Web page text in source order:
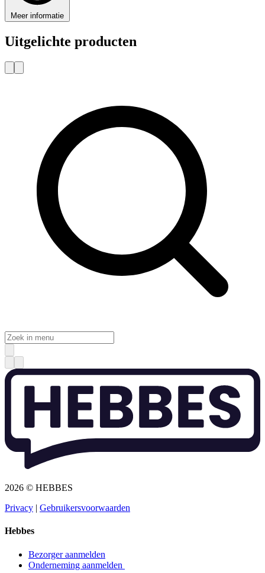
Meer informatie
Uitgelichte producten
2026 © HEBBES
Privacy​​​​‌ ‍ ​‍​‍‌‍ ‌ ​‍‌‍‍‌‌‍‌ ‌‍‍‌‌‍ ‍​‍​‍​ ‍‍​‍​‍‌ ​ ‌‍​‌‌‍ ‍‌‍‍‌‌ ‌​‌ ‍‌​‍ ‍‌‍‍‌‌‍ ​‍​‍​‍ ​​‍​‍‌‍‍​‌ ​‍‌‍‌‌‌‍‌‍​‍​‍​ ‍‍​‍​‍‌‍‍​‌ ‌​‌ ‌​‌ ​​​ ‍‍​‍ ​‍ ‌‍ ​‌‍ ‌‍​ ‌‍​‌‌‍ ​‌‍‍​‌‍ ‌ ​ ‌ ‌​​ ‍‍​ ​ ​ ​ ​ ​ ​ ​ ​‍ ‌‍‍‌‌‍ ‍‌ ‌​‌‍‌‌‌‍ ‍‌ ‌​​‍ ‌‍‌‌‌‍‌​‌‍‍‌‌ ‌​​‍ ‌‍ ‌‌‍ ‌‍‌​‌‍‌‌​ ‌‌ ​​‌ ​‍‌‍‌‌‌ ​ ‌‍‌‌‌‍ ‍‌ ‌​‌‍​‌‌ ‌​‌‍‍‌‌‍ ‌‍ ‍​ ‍ ‌‍‍‌‌‍‌​​ ‌‌‍‌ ‌‍ ​‌‍ ‌‍​‍‌‍​‌‌‍ ​​ ‍ ‌ ‌​‌ ‍‌‌ ​​‌‍‌‌​ ‌‌‍‌ ‌‍ ​‌‍ ‌‍​‍‌‍​‌‌‍ ​​ ‍ ‌ ​​‌‍​‌‌ ‌​‌‍‍​​ ‌‌‍‌‍‌‍ ‌‍ ‌ ‌​‌‍‌‌‌ ​‍​‍ ‍‌‍ ​‌‍‌‌‌‍‌ ‌‍​‌‌‍ ​​‍‌‌​ ‌‌‌​​‍‌‌ ‌‍‍ ‌‍‌‌‌ ‍‌​‍‌‌​ ​ ‌​‌​​‍‌‌​ ​ ‌​‌​​‍‌‌​ ​‍​ ​‍​ ​‌​ ‍​‌‍‌‌​ ‌‍‌‍‌​‌‍‌‌‌‍‌‌​ ‌‍​ ​ ​ ‍‌​ ‌‌​ ‌​​‍‌‌​ ​‍​ ​‍​‍‌‌​ ‌‌‌​‌​​‍ ‍‌‍ ​‌‍​‌‌‍​‍‌‍‌‌‌‍ ​​ ‌‍​‍‌‍​‌‌ ​ ‌‍‌‌‌‌‌‌‌ ​‍‌‍ ​​ ‌‌‍‍​‌ ‌​‌ ‌​‌ ​​​‍‌‌​ ​ ‌​​‌​‍‌‌​ ​‍‌​‌‍​‍‌‌​ ​‍‌​‌‍‌‍ ​‌‍ ‌‍​ ‌‍​‌‌‍ ​‌‍‍​‌‍ ‌ ​ ‌ ‌​​‍‌‌​ ​ ‌​​‌​ ​ ​ ​ ​ ​ ​ ​ ​‍‌‍‌‍‍‌‌‍‌​​ ‌‌‍‌ ‌‍ ​‌‍ ‌‍​‍‌‍​‌‌‍ ​​‍‌‍‌ ‌​‌ ‍‌‌ ​​‌‍‌‌​ ‌‌‍‌ ‌‍ ​‌‍ ‌‍​‍‌‍​‌‌‍ ​​‍‌‍‌ ​​‌‍​‌‌ ‌​‌‍‍​​ ‌‌‍‌‍‌‍ ‌‍ ‌ ‌​‌‍‌‌‌ ​‍​‍ ‍‌‍ ​‌‍‌‌‌‍‌ ‌‍​‌‌‍ ​​‍‌‌​ ‌‌‌​​‍‌‌ ‌‍‍ ‌‍‌‌‌ ‍‌​‍‌‌​ ​ ‌​‌​​‍‌‌​ ​ ‌​‌​​‍‌‌​ ​‍​ ​‍​ ​‌​ ‍​‌‍‌‌​ ‌‍‌‍‌​‌‍‌‌‌‍‌‌​ ‌‍​ ​ ​ ‍‌​ ‌‌​ ‌​​‍‌‌​ ​‍​ ​‍​‍‌‌​ ‌‌‌​‌​​‍ ‍‌‍ ​‌‍​‌‌‍​‍‌‍‌‌‌‍ ​​‍‌‍‌ ​​‌‍‌‌‌ ​‍‌ ​ ‌ ​​‌‍‌‌‌‍​ ‌ ‌​‌‍‍‌‌ ‌‍‌‍‌‌​ ‌‌ ​​‌ ‌‌‌‍​‍‌‍ ​‌‍‍‌‌ ​ ‌‍‍​‌‍‌‌‌‍‌​​‍​‍‌ ‌ | Gebruikersvoorwaarden​​​​‌ ‍ ​‍​‍‌‍ ‌ ​‍‌‍‍‌‌‍‌ ‌‍‍‌‌‍ ‍​‍​‍​ ‍‍​‍​‍‌ ​ ‌‍​‌‌‍ ‍‌‍‍‌‌ ‌​‌ ‍‌​‍ ‍‌‍‍‌‌‍ ​‍​‍​‍ ​​‍​‍‌‍‍​‌ ​‍‌‍‌‌‌‍‌‍​‍​‍​ ‍‍​‍​‍‌‍‍​‌ ‌​‌ ‌​‌ ​​​ ‍‍​‍ ​‍ ‌‍ ​‌‍ ‌‍​ ‌‍​‌‌‍ ​‌‍‍​‌‍ ‌ ​ ‌ ‌​​ ‍‍​ ​ ​ ​ ​ ​ ​ ​ ​‍ ‌‍‍‌‌‍ ‍‌ ‌​‌‍‌‌‌‍ ‍‌ ‌​​‍ ‌‍‌‌‌‍‌​‌‍‍‌‌ ‌​​‍ ‌‍ ‌‌‍ ‌‍‌​‌‍‌‌​ ‌‌ ​​‌ ​‍‌‍‌‌‌ ​ ‌‍‌‌‌‍ ‍‌ ‌​‌‍​‌‌ ‌​‌‍‍‌‌‍ ‌‍ ‍​ ‍ ‌‍‍‌‌‍‌​​ ‌‌‍‌ ‌‍ ​‌‍ ‌‍​‍‌‍​‌‌‍ ​​ ‍ ‌ ‌​‌ ‍‌‌ ​​‌‍‌‌​ ‌‌‍‌ ‌‍ ​‌‍ ‌‍​‍‌‍​‌‌‍ ​​ ‍ ‌ ​​‌‍​‌‌ ‌​‌‍‍​​ ‌‌‍‌‍‌‍ ‌‍ ‌ ‌​‌‍‌‌‌ ​‍​‍ ‍‌‍ ​‌‍‌‌‌‍‌ ‌‍​‌‌‍ ​​‍‌‌​ ‌‌‌​​‍‌‌ ‌‍‍ ‌‍‌‌‌ ‍‌​‍‌‌​ ​ ‌​‌​​‍‌‌​ ​ ‌​‌​​‍‌‌​ ​‍​ ​‍​ ​​‌‍​ ‌‍‌‍​ ‌‍​ ‌​‌‍‌​​ ​ ‌‍‌‌​ ​ ​ ​‌​ ‍‌​ ​‍​‍‌‌​ ​‍​ ​‍​‍‌‌​ ‌‌‌​‌​​‍ ‍‌‍ ​‌‍​‌‌‍​‍‌‍‌‌‌‍ ​​ ‌‍​‍‌‍​‌‌ ​ ‌‍‌‌‌‌‌‌‌ ​‍‌‍ ​​ ‌‌‍‍​‌ ‌​‌ ‌​‌ ​​​‍‌‌​ ​ ‌​​‌​‍‌‌​ ​‍‌​‌‍​‍‌‌​ ​‍‌​‌‍‌‍ ​‌‍ ‌‍​ ‌‍​‌‌‍ ​‌‍‍​‌‍ ‌ ​ ‌ ‌​​‍‌‌​ ​ ‌​​‌​ ​ ​ ​ ​ ​ ​ ​ ​‍‌‍‌‍‍‌‌‍‌​​ ‌‌‍‌ ‌‍ ​‌‍ ‌‍​‍‌‍​‌‌‍ ​​‍‌‍‌ ‌​‌ ‍‌‌ ​​‌‍‌‌​ ‌‌‍‌ ‌‍ ​‌‍ ‌‍​‍‌‍​‌‌‍ ​​‍‌‍‌ ​​‌‍​‌‌ ‌​‌‍‍​​ ‌‌‍‌‍‌‍ ‌‍ ‌ ‌​‌‍‌‌‌ ​‍​‍ ‍‌‍ ​‌‍‌‌‌‍‌ ‌‍​‌‌‍ ​​‍‌‌​ ‌‌‌​​‍‌‌ ‌‍‍ ‌‍‌‌‌ ‍‌​‍‌‌​ ​ ‌​‌​​‍‌‌​ ​ ‌​‌​​‍‌‌​ ​‍​ ​‍​ ​​‌‍​ ‌‍‌‍​ ‌‍​ ‌​‌‍‌​​ ​ ‌‍‌‌​ ​ ​ ​‌​ ‍‌​ ​‍​‍‌‌​ ​‍​ ​‍​‍‌‌​ ‌‌‌​‌​​‍ ‍‌‍ ​‌‍​‌‌‍​‍‌‍‌‌‌‍ ​​‍‌‍‌ ​​‌‍‌‌‌ ​‍‌ ​ ‌ ​​‌‍‌‌‌‍​ ‌ ‌​‌‍‍‌‌ ‌‍‌‍‌‌​ ‌‌ ​​‌ ‌‌‌‍​‍‌‍ ​‌‍‍‌‌ ​ ‌‍‍​‌‍‌‌‌‍‌​​‍​‍‌ ‌
Hebbes
Bezorger aanmelden​​​​‌ ‍ ​‍​‍‌‍ ‌ ​‍‌‍‍‌‌‍‌ ‌‍‍‌‌‍ ‍​‍​‍​ ‍‍​‍​‍‌ ​ ‌‍​‌‌‍ ‍‌‍‍‌‌ ‌​‌ ‍‌​‍ ‍‌‍‍‌‌‍ ​‍​‍​‍ ​​‍​‍‌‍‍​‌ ​‍‌‍‌‌‌‍‌‍​‍​‍​ ‍‍​‍​‍‌‍‍​‌ ‌​‌ ‌​‌ ​​​ ‍‍​‍ ​‍ ‌‍ ​‌‍ ‌‍​ ‌‍​‌‌‍ ​‌‍‍​‌‍ ‌ ​ ‌ ‌​​ ‍‍​ ​ ​ ​ ​ ​ ​ ​ ​‍ ‌‍‍‌‌‍ ‍‌ ‌​‌‍‌‌‌‍ ‍‌ ‌​​‍ ‌‍‌‌‌‍‌​‌‍‍‌‌ ‌​​‍ ‌‍ ‌‌‍ ‌‍‌​‌‍‌‌​ ‌‌ ​​‌ ​‍‌‍‌‌‌ ​ ‌‍‌‌‌‍ ‍‌ ‌​‌‍​‌‌ ‌​‌‍‍‌‌‍ ‌‍ ‍​ ‍ ‌‍‍‌‌‍‌​​ ‌‌‍‌ ‌‍ ​‌‍ ‌‍​‍‌‍​‌‌‍ ​​ ‍ ‌ ‌​‌ ‍‌‌ ​​‌‍‌‌​ ‌‌‍‌ ‌‍ ​‌‍ ‌‍​‍‌‍​‌‌‍ ​​ ‍ ‌ ​​‌‍​‌‌ ‌​‌‍‍​​ ‌‌‍‌‍‌‍ ‌‍ ‌ ‌​‌‍‌‌‌ ​‍​‍ ‍‌ ​​‌‍​‌‌‍‌ ‌‍‌‌‌ ​ ​‍‌‌​ ‌‌‌​​‍‌‌ ‌‍‍ ‌‍‌‌‌ ‍‌​‍‌‌​ ​ ‌​‌​​‍‌‌​ ​ ‌​‌​​‍‌‌​ ​‍​ ​‍​ ‌ ​ ​‌‌‍​‍‌‍​ ​ ‌‌​ ‌ ​ ​‌​ ​‍​ ‌​​ ​​‌‍‌‌​ ‍‌​‍‌‌​ ​‍​ ​‍​‍‌‌​ ‌‌‌​‌​​‍ ‍‌‍ ​‌‍​‌‌‍​‍‌‍‌‌‌‍ ​​ ‌‍​‍‌‍​‌‌ ​ ‌‍‌‌‌‌‌‌‌ ​‍‌‍ ​​ ‌‌‍‍​‌ ‌​‌ ‌​‌ ​​​‍‌‌​ ​ ‌​​‌​‍‌‌​ ​‍‌​‌‍​‍‌‌​ ​‍‌​‌‍‌‍ ​‌‍ ‌‍​ ‌‍​‌‌‍ ​‌‍‍​‌‍ ‌ ​ ‌ ‌​​‍‌‌​ ​ ‌​​‌​ ​ ​ ​ ​ ​ ​ ​ ​‍‌‍‌‍‍‌‌‍‌​​ ‌‌‍‌ ‌‍ ​‌‍ ‌‍​‍‌‍​‌‌‍ ​​‍‌‍‌ ‌​‌ ‍‌‌ ​​‌‍‌‌​ ‌‌‍‌ ‌‍ ​‌‍ ‌‍​‍‌‍​‌‌‍ ​​‍‌‍‌ ​​‌‍​‌‌ ‌​‌‍‍​​ ‌‌‍‌‍‌‍ ‌‍ ‌ ‌​‌‍‌‌‌ ​‍​‍ ‍‌ ​​‌‍​‌‌‍‌ ‌‍‌‌‌ ​ ​‍‌‌​ ‌‌‌​​‍‌‌ ‌‍‍ ‌‍‌‌‌ ‍‌​‍‌‌​ ​ ‌​‌​​‍‌‌​ ​ ‌​‌​​‍‌‌​ ​‍​ ​‍​ ‌ ​ ​‌‌‍​‍‌‍​ ​ ‌‌​ ‌ ​ ​‌​ ​‍​ ‌​​ ​​‌‍‌‌​ ‍‌​‍‌‌​ ​‍​ ​‍​‍‌‌​ ‌‌‌​‌​​‍ ‍‌‍ ​‌‍​‌‌‍​‍‌‍‌‌‌‍ ​​‍‌‍‌ ​​‌‍‌‌‌ ​‍‌ ​ ‌ ​​‌‍‌‌‌‍​ ‌ ‌​‌‍‍‌‌ ‌‍‌‍‌‌​ ‌‌ ​​‌ ‌‌‌‍​‍‌‍ ​‌‍‍‌‌ ​ ‌‍‍​‌‍‌‌‌‍‌​​‍​‍‌ ‌
Onderneming aanmelden ​​​​‌ ‍ ​‍​‍‌‍ ‌ ​‍‌‍‍‌‌‍‌ ‌‍‍‌‌‍ ‍​‍​‍​ ‍‍​‍​‍‌ ​ ‌‍​‌‌‍ ‍‌‍‍‌‌ ‌​‌ ‍‌​‍ ‍‌‍‍‌‌‍ ​‍​‍​‍ ​​‍​‍‌‍‍​‌ ​‍‌‍‌‌‌‍‌‍​‍​‍​ ‍‍​‍​‍‌‍‍​‌ ‌​‌ ‌​‌ ​​​ ‍‍​‍ ​‍ ‌‍ ​‌‍ ‌‍​ ‌‍​‌‌‍ ​‌‍‍​‌‍ ‌ ​ ‌ ‌​​ ‍‍​ ​ ​ ​ ​ ​ ​ ​ ​‍ ‌‍‍‌‌‍ ‍‌ ‌​‌‍‌‌‌‍ ‍‌ ‌​​‍ ‌‍‌‌‌‍‌​‌‍‍‌‌ ‌​​‍ ‌‍ ‌‌‍ ‌‍‌​‌‍‌‌​ ‌‌ ​​‌ ​‍‌‍‌‌‌ ​ ‌‍‌‌‌‍ ‍‌ ‌​‌‍​‌‌ ‌​‌‍‍‌‌‍ ‌‍ ‍​ ‍ ‌‍‍‌‌‍‌​​ ‌‌‍‌ ‌‍ ​‌‍ ‌‍​‍‌‍​‌‌‍ ​​ ‍ ‌ ‌​‌ ‍‌‌ ​​‌‍‌‌​ ‌‌‍‌ ‌‍ ​‌‍ ‌‍​‍‌‍​‌‌‍ ​​ ‍ ‌ ​​‌‍​‌‌ ‌​‌‍‍​​ ‌‌‍‌‍‌‍ ‌‍ ‌ ‌​‌‍‌‌‌ ​‍​‍ ‍‌ ​​‌‍​‌‌‍‌ ‌‍‌‌‌ ​ ​‍‌‌​ ‌‌‌​​‍‌‌ ‌‍‍ ‌‍‌‌‌ ‍‌​‍‌‌​ ​ ‌​‌​​‍‌‌​ ​ ‌​‌​​‍‌‌​ ​‍​ ​‍​ ‌ ​ ‌ ​ ‍‌​ ​ ​ ​‌‌‍​ ‌‍​‌​ ‌‍​ ​‌‌‍​‍​ ‌‍‌‍​ ​‍‌‌​ ​‍​ ​‍​‍‌‌​ ‌‌‌​‌​​‍ ‍‌‍ ​‌‍​‌‌‍​‍‌‍‌‌‌‍ ​​ ‌‍​‍‌‍​‌‌ ​ ‌‍‌‌‌‌‌‌‌ ​‍‌‍ ​​ ‌‌‍‍​‌ ‌​‌ ‌​‌ ​​​‍‌‌​ ​ ‌​​‌​‍‌‌​ ​‍‌​‌‍​‍‌‌​ ​‍‌​‌‍‌‍ ​‌‍ ‌‍​ ‌‍​‌‌‍ ​‌‍‍​‌‍ ‌ ​ ‌ ‌​​‍‌‌​ ​ ‌​​‌​ ​ ​ ​ ​ ​ ​ ​ ​‍‌‍‌‍‍‌‌‍‌​​ ‌‌‍‌ ‌‍ ​‌‍ ‌‍​‍‌‍​‌‌‍ ​​‍‌‍‌ ‌​‌ ‍‌‌ ​​‌‍‌‌​ ‌‌‍‌ ‌‍ ​‌‍ ‌‍​‍‌‍​‌‌‍ ​​‍‌‍‌ ​​‌‍​‌‌ ‌​‌‍‍​​ ‌‌‍‌‍‌‍ ‌‍ ‌ ‌​‌‍‌‌‌ ​‍​‍ ‍‌ ​​‌‍​‌‌‍‌ ‌‍‌‌‌ ​ ​‍‌‌​ ‌‌‌​​‍‌‌ ‌‍‍ ‌‍‌‌‌ ‍‌​‍‌‌​ ​ ‌​‌​​‍‌‌​ ​ ‌​‌​​‍‌‌​ ​‍​ ​‍​ ‌ ​ ‌ ​ ‍‌​ ​ ​ ​‌‌‍​ ‌‍​‌​ ‌‍​ ​‌‌‍​‍​ ‌‍‌‍​ ​‍‌‌​ ​‍​ ​‍​‍‌‌​ ‌‌‌​‌​​‍ ‍‌‍ ​‌‍​‌‌‍​‍‌‍‌‌‌‍ ​​‍‌‍‌ ​​‌‍‌‌‌ ​‍‌ ​ ‌ ​​‌‍‌‌‌‍​ ‌ ‌​‌‍‍‌‌ ‌‍‌‍‌‌​ ‌‌ ​​‌ ‌‌‌‍​‍‌‍ ​‌‍‍‌‌ ​ ‌‍‍​‌‍‌‌‌‍‌​​‍​‍‌ ‌